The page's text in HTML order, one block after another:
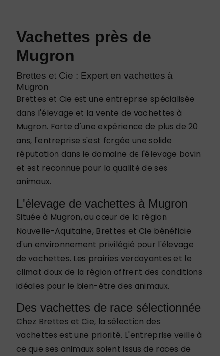
Vachettes près de
Mugron
Brettes et Cie : Expert en vachettes à
Mugron
Brettes et Cie est une entreprise spécialisée
dans l'élevage et la vente de vachettes à
Mugron. Forte d'une expérience de plus de 20
ans, l'entreprise s'est forgée une solide
réputation dans le domaine de l'élevage bovin
et est reconnue pour la qualité de ses
animaux.
L'élevage de vachettes à Mugron
Située à Mugron, au cœur de la région
Nouvelle-Aquitaine, Brettes et Cie bénéficie
d'un environnement privilégié pour l'élevage
de vachettes. Les prairies verdoyantes et le
climat doux de la région offrent des conditions
idéales pour le bien-être des animaux.
Des vachettes de race sélectionnée
Chez Brettes et Cie, la sélection des
vachettes est une priorité. L'entreprise veille à
ce que ses animaux soient issus de races de